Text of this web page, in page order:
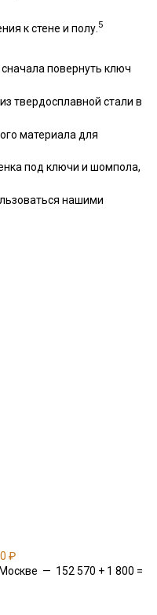
к стене и полу. 5
повернуть ключ
твердосплавной стали в
материала для
под ключи и шомпола,
нашими
₽
— 152 570 + 1 800 =